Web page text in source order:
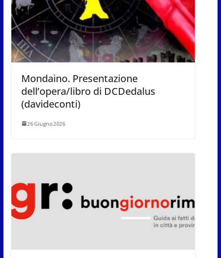
Mondaino. Presentazione
dell’opera/libro di DCDedalus
(davideconti)
26 Giugno 2026